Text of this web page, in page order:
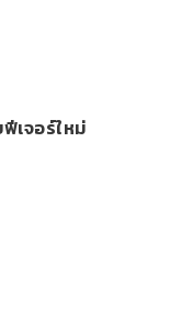
เจอร์ใหม่